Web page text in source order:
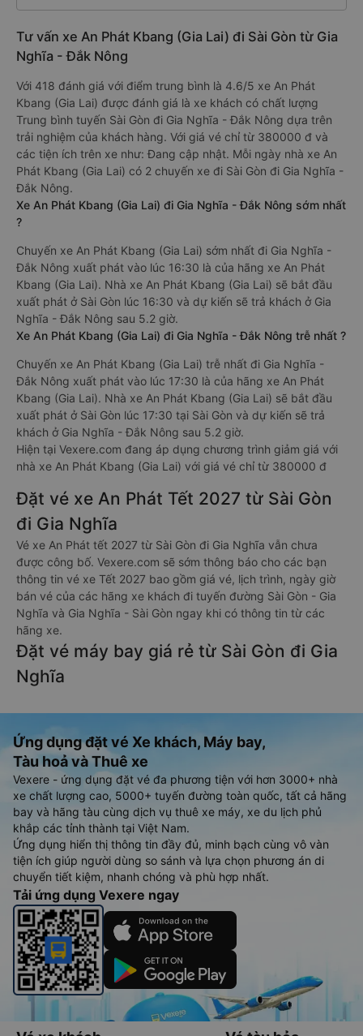
Tư vấn xe An Phát Kbang (Gia Lai) đi Sài Gòn từ Gia
Nghĩa - Đắk Nông
Với 418 đánh giá với điểm trung bình là 4.6/5 xe An Phát
Kbang (Gia Lai) được đánh giá là xe khách có chất lượng
Trung bình tuyến Sài Gòn đi Gia Nghĩa - Đắk Nông dựa trên
trải nghiệm của khách hàng. Với giá vé chỉ từ 380000 đ và
các tiện ích trên xe như: Đang cập nhật. Mỗi ngày nhà xe An
Phát Kbang (Gia Lai) có 2 chuyến xe đi Sài Gòn đi Gia Nghĩa -
Đắk Nông.
Xe An Phát Kbang (Gia Lai) đi Gia Nghĩa - Đắk Nông sớm nhất
?
Chuyến xe An Phát Kbang (Gia Lai) sớm nhất đi Gia Nghĩa -
Đắk Nông xuất phát vào lúc 16:30 là của hãng xe An Phát
Kbang (Gia Lai). Nhà xe An Phát Kbang (Gia Lai) sẽ bắt đầu
xuất phát ở Sài Gòn lúc 16:30 và dự kiến sẽ trả khách ở Gia
Nghĩa - Đắk Nông sau 5.2 giờ.
Xe An Phát Kbang (Gia Lai) đi Gia Nghĩa - Đắk Nông trễ nhất ?
Chuyến xe An Phát Kbang (Gia Lai) trễ nhất đi Gia Nghĩa -
Đắk Nông xuất phát vào lúc 17:30 là của hãng xe An Phát
Kbang (Gia Lai). Nhà xe An Phát Kbang (Gia Lai) sẽ bắt đầu
xuất phát ở Sài Gòn lúc 17:30 tại Sài Gòn và dự kiến sẽ trả
khách ở Gia Nghĩa - Đắk Nông sau 5.2 giờ.
Hiện tại Vexere.com đang áp dụng chương trình giảm giá với
nhà xe An Phát Kbang (Gia Lai) với giá vé chỉ từ 380000 đ
Đặt vé xe An Phát Tết 2027 từ Sài Gòn
đi Gia Nghĩa
Vé xe An Phát tết 2027 từ Sài Gòn đi Gia Nghĩa vẫn chưa
được công bố. Vexere.com sẽ sớm thông báo cho các bạn
thông tin vé xe Tết 2027 bao gồm giá vé, lịch trình, ngày giờ
bán vé của các hãng xe khách đi tuyến đường Sài Gòn - Gia
Nghĩa và Gia Nghĩa - Sài Gòn ngay khi có thông tin từ các
hãng xe.
Đặt vé máy bay giá rẻ từ Sài Gòn đi Gia
Nghĩa
Ứng dụng đặt vé Xe khách, Máy bay,
Tàu hoả và Thuê xe
Vexere - ứng dụng đặt vé đa phương tiện với hơn 3000+ nhà
xe chất lượng cao, 5000+ tuyến đường toàn quốc, tất cả hãng
bay và hãng tàu cùng dịch vụ thuê xe máy, xe du lịch phủ
khắp các tỉnh thành tại Việt Nam.
Ứng dụng hiển thị thông tin đầy đủ, minh bạch cùng vô vàn
tiện ích giúp người dùng so sánh và lựa chọn phương án di
chuyển tiết kiệm, nhanh chóng và phù hợp nhất.
Tải ứng dụng Vexere ngay